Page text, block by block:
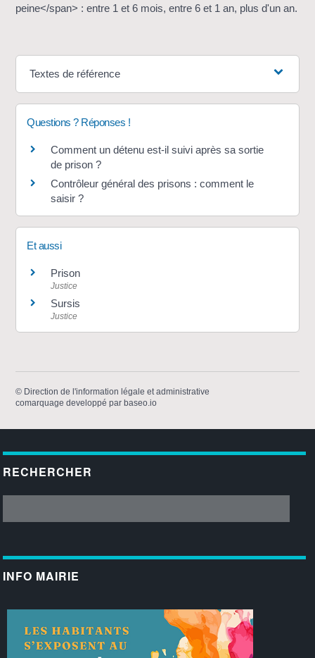
peine</span> : entre 1 et 6 mois, entre 6 et 1 an, plus d'un an.
Textes de référence
Questions ? Réponses !
Comment un détenu est-il suivi après sa sortie
de prison ?
Contrôleur général des prisons : comment le
saisir ?
Et aussi
Prison
Justice
Sursis
Justice
© Direction de l'information légale et administrative
comarquage developpé par baseo.io
RECHERCHER
INFO MAIRIE